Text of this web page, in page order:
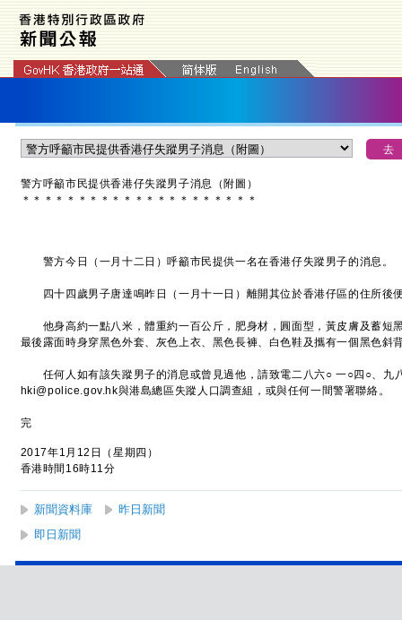
警方呼籲市民提供香港仔失蹤男子消息（附圖）
＊ ＊ ＊ ＊ ＊ ＊ ＊ ＊ ＊ ＊ ＊ ＊ ＊ ＊ ＊ ＊ ＊ ＊ ＊ ＊ ＊
警方今日（一月十二日）呼籲市民提供一名在香港仔失蹤男子的消息。
四十四歲男子唐達鳴昨日（一月十一日）離開其位於香港仔區的住所後
他身高約一點八米，體重約一百公斤，肥身材，圓面型，黃皮膚及蓄短
最後露面時身穿黑色外套、灰色上衣、黑色長褲、白色鞋及攜有一個黑色
任何人如有該失蹤男子的消息或曾見過他，請致電二八六○ 一○四○、九
hki@police.gov.hk與港島總區失蹤人口調查組，或與任何一間警署聯絡。
完
2017年1月12日（星期四）
香港時間16時11分
新聞資料庫
昨日新聞
即日新聞